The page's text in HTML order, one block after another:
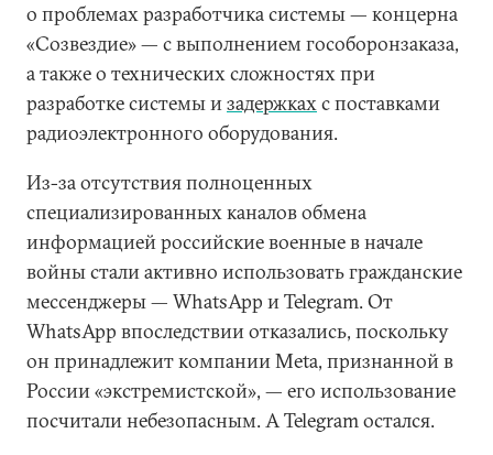
о проблемах разработчика системы — концерна
«Созвездие» — с выполнением гособоронзаказа,
а также о технических сложностях при
разработке системы изадержкахс поставками
радиоэлектронного оборудования.
Из-за отсутствия полноценных
специализированных каналов обмена
информацией российские военные в начале
войны стали активно использовать гражданские
мессенджеры — WhatsApp и Telegram. От
WhatsApp впоследствии отказались, поскольку
он принадлежит компании Meta, признанной в
России «экстремистской», — его использование
посчитали небезопасным. А Telegram остался.